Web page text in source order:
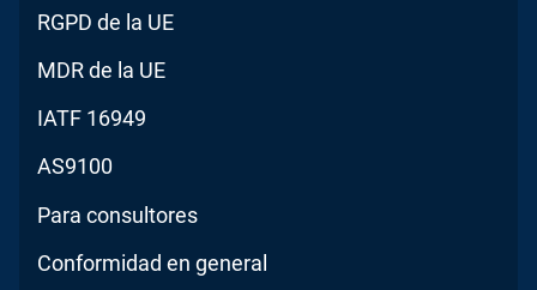
RGPD de la UE
MDR de la UE
IATF 16949
AS9100
Para consultores
Conformidad en general